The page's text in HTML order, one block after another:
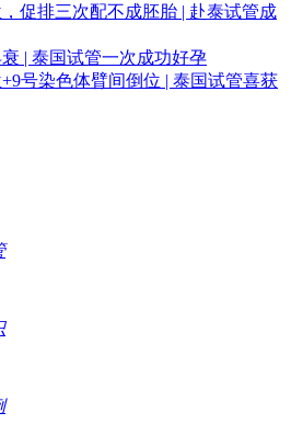
促排三次配不成胚胎 | 赴泰试管成
| 泰国试管一次成功好孕
号染色体臂间倒位 | 泰国试管喜获